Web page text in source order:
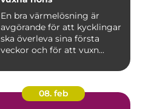
En bra värmelösning är
avgörande för att kycklingar
ska överleva sina första
veckor och för att vuxn...
08. feb